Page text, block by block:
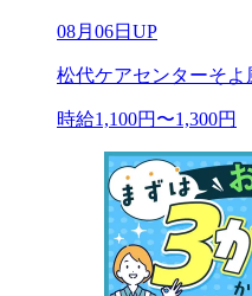
08月06日UP
松代ケアセンターそよ
時給1,100円〜1,300円